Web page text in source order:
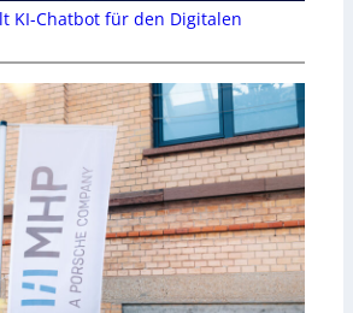
KI-Chatbot für den Digitalen